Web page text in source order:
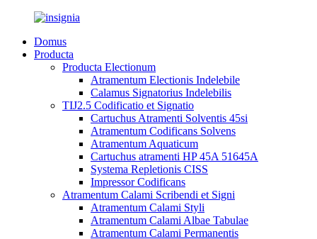
Domus
Producta
Producta Electionum
Atramentum Electionis Indelebile
Calamus Signatorius Indelebilis
TIJ2.5 Codificatio et Signatio
Cartuchus Atramenti Solventis 45si
Atramentum Codificans Solvens
Atramentum Aquaticum
Cartuchus atramenti HP 45A 51645A
Systema Repletionis CISS
Impressor Codificans
Atramentum Calami Scribendi et Signi
Atramentum Calami Styli
Atramentum Calami Albae Tabulae
Atramentum Calami Permanentis